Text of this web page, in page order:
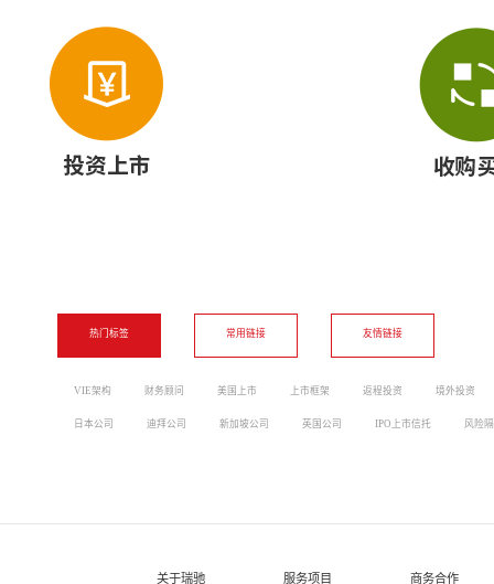
热门标签
VIE架构 财务顾问 美国上市 上市框架 返程投资 境外投资
日本公司 迪拜公司 新加坡公司 英国公司 IPO上市信托 风险
常用链接 友情链接
关于瑞驰 服务项目 商务合作